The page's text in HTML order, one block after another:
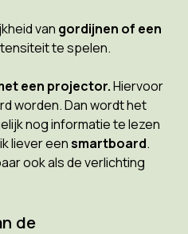
van gordijnen of een
te spelen.
een projector.Hiervoor
worden. Dan wordt het
nog informatie te lezen
liever eensmartboard.
ook als de verlichting
de